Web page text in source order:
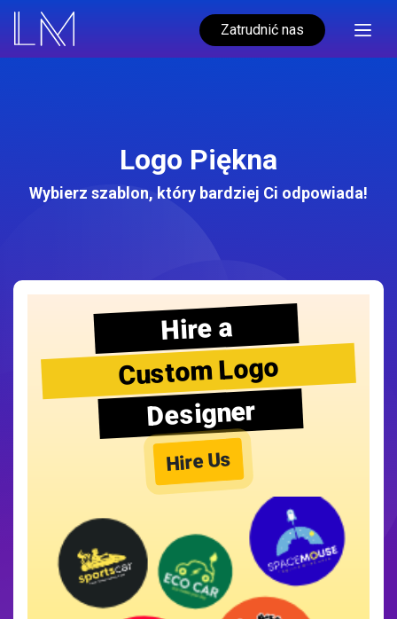
Zatrudnić nas
Logo Piękna
Wybierz szablon, który bardziej Ci odpowiada!
Hire a
Custom Logo
Designer
Hire Us